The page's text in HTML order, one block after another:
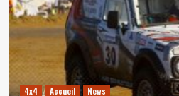
4x4 Accueil News